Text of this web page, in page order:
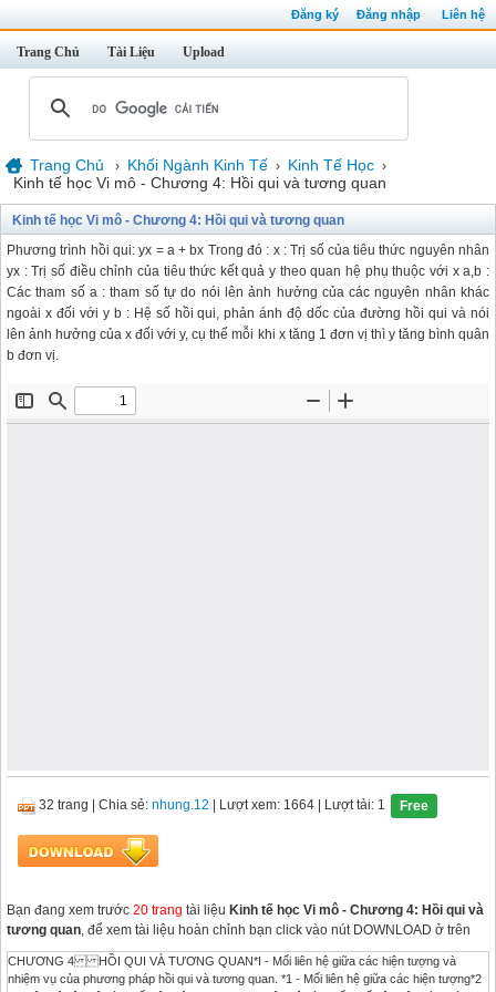
Đăng ký Đăng nhập Liên hệ
Trang Chủ Tài Liệu Upload
Trang Chủ › Khối Ngành Kinh Tế › Kinh Tế Học ›
Kinh tế học Vi mô - Chương 4: Hồi qui và tương quan
Kinh tế học Vi mô - Chương 4: Hồi qui và tương quan
Phương trình hồi qui: yx = a + bx Trong đó : x : Trị số của tiêu thức nguyên nhân
yx : Trị số điều chỉnh của tiêu thức kết quả y theo quan hệ phụ thuộc với x a,b :
Các tham số a : tham số tự do nói lên ảnh hưởng của các nguyên nhân khác
ngoài x đối với y b : Hệ số hồi qui, phản ánh độ dốc của đường hồi qui và nói
lên ảnh hưởng của x đối với y, cụ thể mỗi khi x tăng 1 đơn vị thì y tăng bình quân
b đơn vị.
32 trang Chia sẻ: nhung.12 | Lượt xem: 1664 | Lượt tải: 1 Free
Bạn đang xem trước 20 trang tài liệu Kinh tế học Vi mô - Chương 4: Hồi qui và
tương quan, để xem tài liệu hoàn chỉnh bạn click vào nút DOWNLOAD ở trên
CHƯƠNG 4 HỒI QUI VÀ TƯƠNG QUAN*I - Mối liên hệ giữa các hiện tượng và
nhiệm vụ của phương pháp hồi qui và tương quan. *1 - Mối liên hệ giữa các hiện tượng*2